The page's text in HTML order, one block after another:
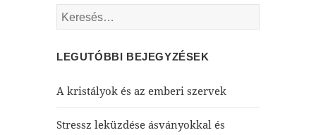
Keresés:
LEGUTÓBBI BEJEGYZÉSEK
A kristályok és az emberi szervek
Stressz leküzdése ásványokkal és